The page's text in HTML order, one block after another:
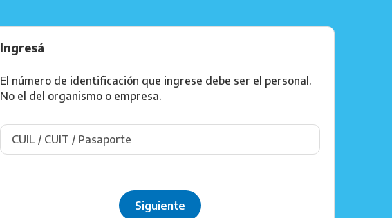
Ingresá
El número de identificación que ingrese debe ser el personal.
No el del organismo o empresa.
Siguiente